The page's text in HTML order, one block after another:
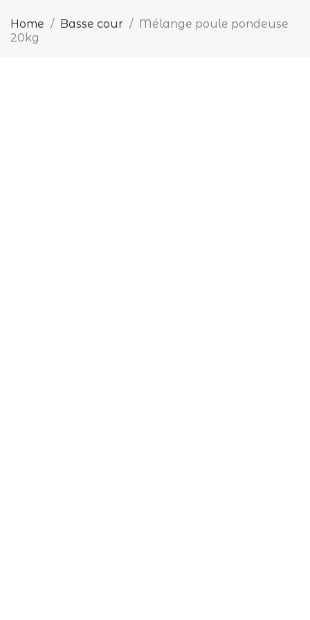
Home Basse cour
Mélange poule pondeuse
20kg